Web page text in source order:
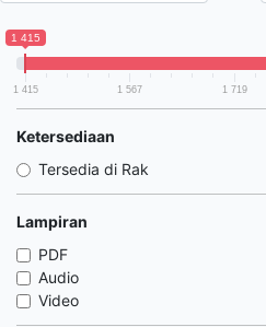
1 415
1 415 1 567 1 719
Ketersediaan
Tersedia di Rak
Lampiran
PDF
Audio
Video